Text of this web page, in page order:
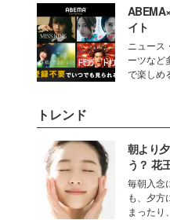
イト
ニュース
ーツなど
で楽しめ
トレンド
朝より
う？ 花
ーター
ン（捕
の常識
毎朝入念
も、夕方
まったり